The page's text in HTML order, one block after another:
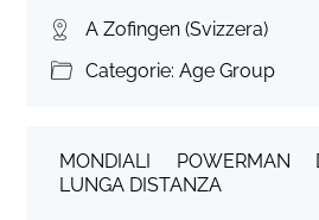
A Zofingen (Svizzera)
Categorie: Age Group
MONDIALI POWERMAN
LUNGA DISTANZA